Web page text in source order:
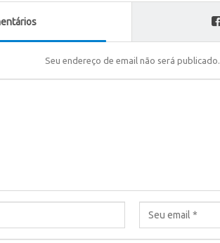
Seu endereço de email não será publicado.